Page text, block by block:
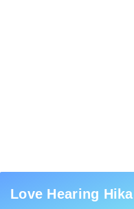
Love Hearing